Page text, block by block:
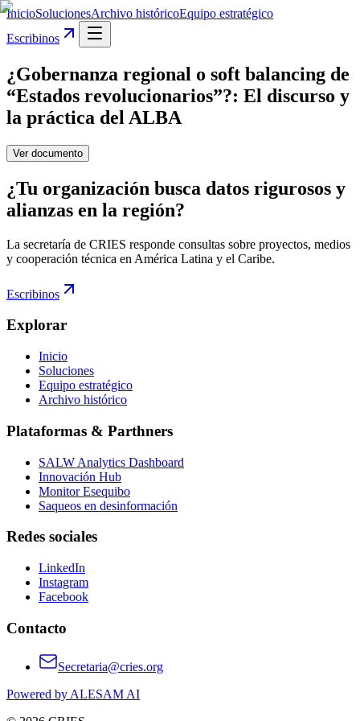
InicioSolucionesArchivo históricoEquipo estratégico
Escribinos
¿Gobernanza regional o soft balancing de
“Estados revolucionarios”?: El discurso y
la práctica del ALBA
Ver documento
¿Tu organización busca datos rigurosos y
alianzas en la región?
La secretaría de CRIES responde consultas sobre proyectos, medios
y cooperación técnica en América Latina y el Caribe.
Escribinos
Explorar
Inicio
Soluciones
Equipo estratégico
Archivo histórico
Plataformas & Parthners
SALW Analytics Dashboard
Innovación Hub
Monitor Esequibo
Saqueos en desinformación
Redes sociales
LinkedIn
Instagram
Facebook
Contacto
Secretaria@cries.org
Powered by ALESAM AI